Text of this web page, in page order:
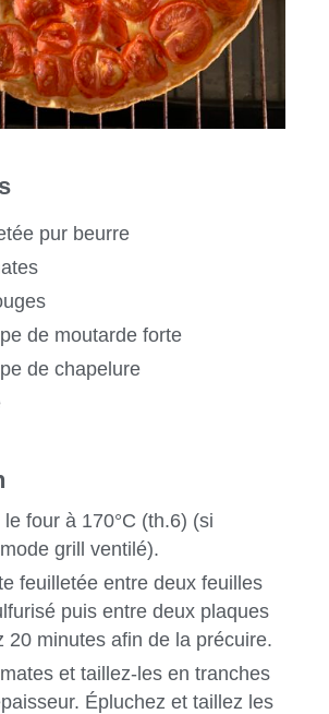
pur beurre
de moutarde forte
de chapelure
four à 170°C (th.6) (si
grill ventilé).
feuilletée entre deux feuilles
puis entre deux plaques
20 minutes afin de la précuire.
et taillez-les en tranches
Épluchez et taillez les